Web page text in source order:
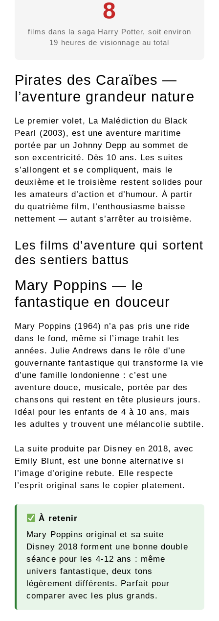
8
films dans la saga Harry Potter, soit environ
19 heures de visionnage au total
Pirates des Caraïbes —
l’aventure grandeur nature
Le premier volet, La Malédiction du Black
Pearl (2003), est une aventure maritime
portée par un Johnny Depp au sommet de
son excentricité. Dès 10 ans. Les suites
s’allongent et se compliquent, mais le
deuxième et le troisième restent solides pour
les amateurs d’action et d’humour. À partir
du quatrième film, l’enthousiasme baisse
nettement — autant s’arrêter au troisième.
Les films d’aventure qui sortent
des sentiers battus
Mary Poppins — le
fantastique en douceur
Mary Poppins (1964) n’a pas pris une ride
dans le fond, même si l’image trahit les
années. Julie Andrews dans le rôle d’une
gouvernante fantastique qui transforme la vie
d’une famille londonienne : c’est une
aventure douce, musicale, portée par des
chansons qui restent en tête plusieurs jours.
Idéal pour les enfants de 4 à 10 ans, mais
les adultes y trouvent une mélancolie subtile.
La suite produite par Disney en 2018, avec
Emily Blunt, est une bonne alternative si
l’image d’origine rebute. Elle respecte
l’esprit original sans le copier platement.
À retenir
Mary Poppins original et sa suite
Disney 2018 forment une bonne double
séance pour les 4-12 ans : même
univers fantastique, deux tons
légèrement différents. Parfait pour
comparer avec les plus grands.